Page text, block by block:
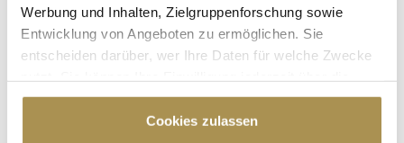
Werbung und Inhalten, Zielgruppenforschung sowie
Entwicklung von Angeboten zu ermöglichen. Sie
entscheiden darüber, wer Ihre Daten für welche Zwecke
Cookie-Erklärung oder durch Klicken auf das Privacy
Trigger Symbol ändern oder widerrufen
Cookies zulassen
Fußball-EM: Das sind die globalen und lokalen
Sponsoren der UEFA Euro 2024
NEWS | 13.06.2024